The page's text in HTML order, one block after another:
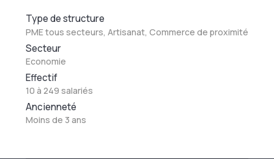
Type de structure
PME tous secteurs, Artisanat, Commerce de proximité
Secteur
Economie
Effectif
10 à 249 salariés
Ancienneté
Moins de 3 ans